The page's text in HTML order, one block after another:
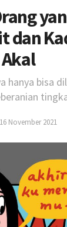
dan
hanya bisa
16 November 2021